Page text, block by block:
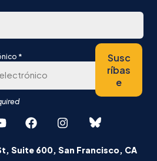
*
Susc
ríbas
e
Suite 600, San Francisco, CA